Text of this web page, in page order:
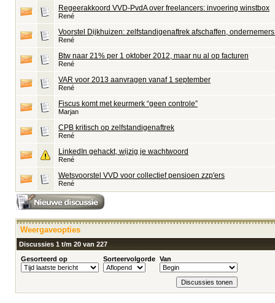
Regeerakkoord VVD-PvdA over freelancers: invoering winstbox
René
Voorstel Dijkhuizen: zelfstandigenaftrek afschaffen,
René
Btw naar 21% per 1 oktober 2012, maar nu al op facturen
René
VAR voor 2013 aanvragen vanaf 1 september
René
Fiscus komt met keurmerk “geen controle”
Marjan
CPB kritisch op zelfstandigenaftrek
René
LinkedIn gehackt, wijzig je wachtwoord
René
Wetsvoorstel VVD voor collectief pensioen zzp'ers
René
Weergaveopties
Discussies 1 t/m 20 van 227
Gesorteerd op
Sorteervolgorde Van